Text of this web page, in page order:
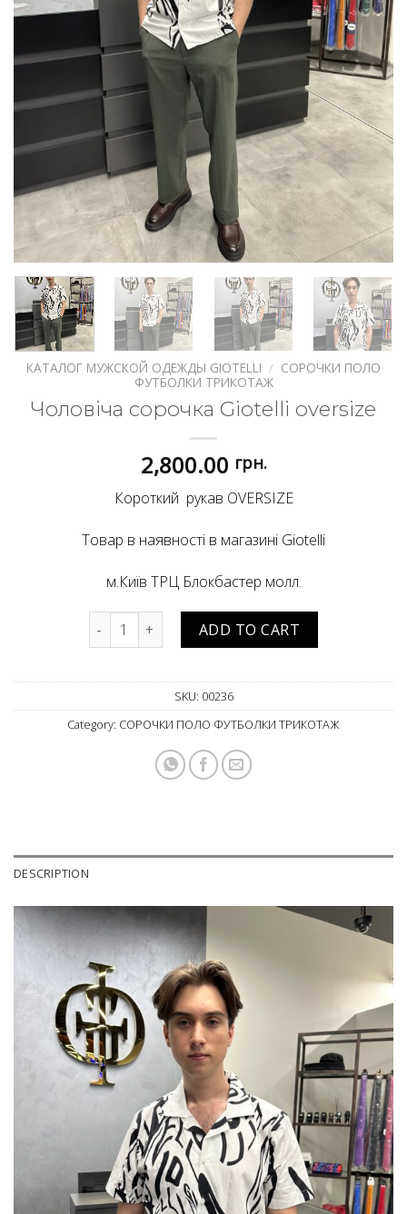
КАТАЛОГ МУЖСКОЙ ОДЕЖДЫ GIOTELLI / СОРОЧКИ ПОЛО
ФУТБОЛКИ ТРИКОТАЖ
Чоловіча сорочка Giotelli oversize
2,800.00 грн.
Короткий рукав OVERSIZE
Товар в наявності в магазині Giotelli
м.Київ ТРЦ Блокбастер молл.
Чоловіча сорочка Giotelli oversize quantity
ADD TO CART
SKU: 00236
Category: СОРОЧКИ ПОЛО ФУТБОЛКИ ТРИКОТАЖ
DESCRIPTION